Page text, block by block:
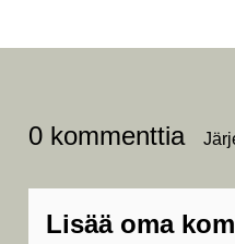
0 kommenttia
Lisää oma